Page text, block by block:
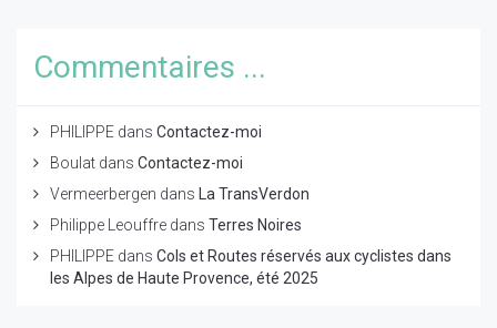
Commentaires ...
PHILIPPE dans Contactez-moi
Boulat dans Contactez-moi
Vermeerbergen dans
La TransVerdon
Philippe Leouffre dans Terres Noires
PHILIPPE dans Cols et Routes réservés aux cyclistes dans
les Alpes de Haute Provence, été 2025